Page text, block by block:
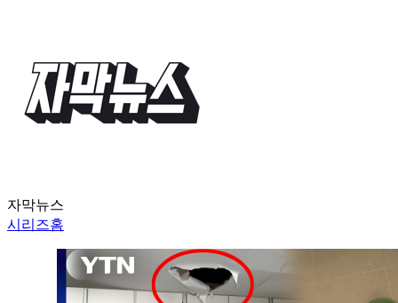
자막뉴스
시리즈홈